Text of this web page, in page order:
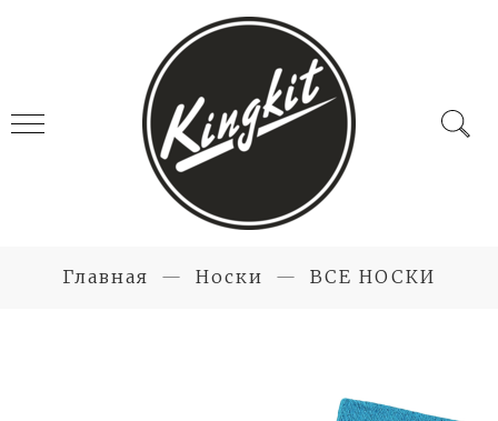
Главная Носки ВСЕ НОСКИ